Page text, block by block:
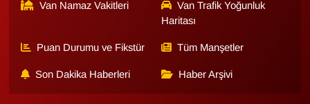
Van Namaz Vakitleri
Van Trafik Yoğunluk
Haritası
Puan Durumu ve Fikstür Tüm Manşetler
Son Dakika Haberleri Haber Arşivi